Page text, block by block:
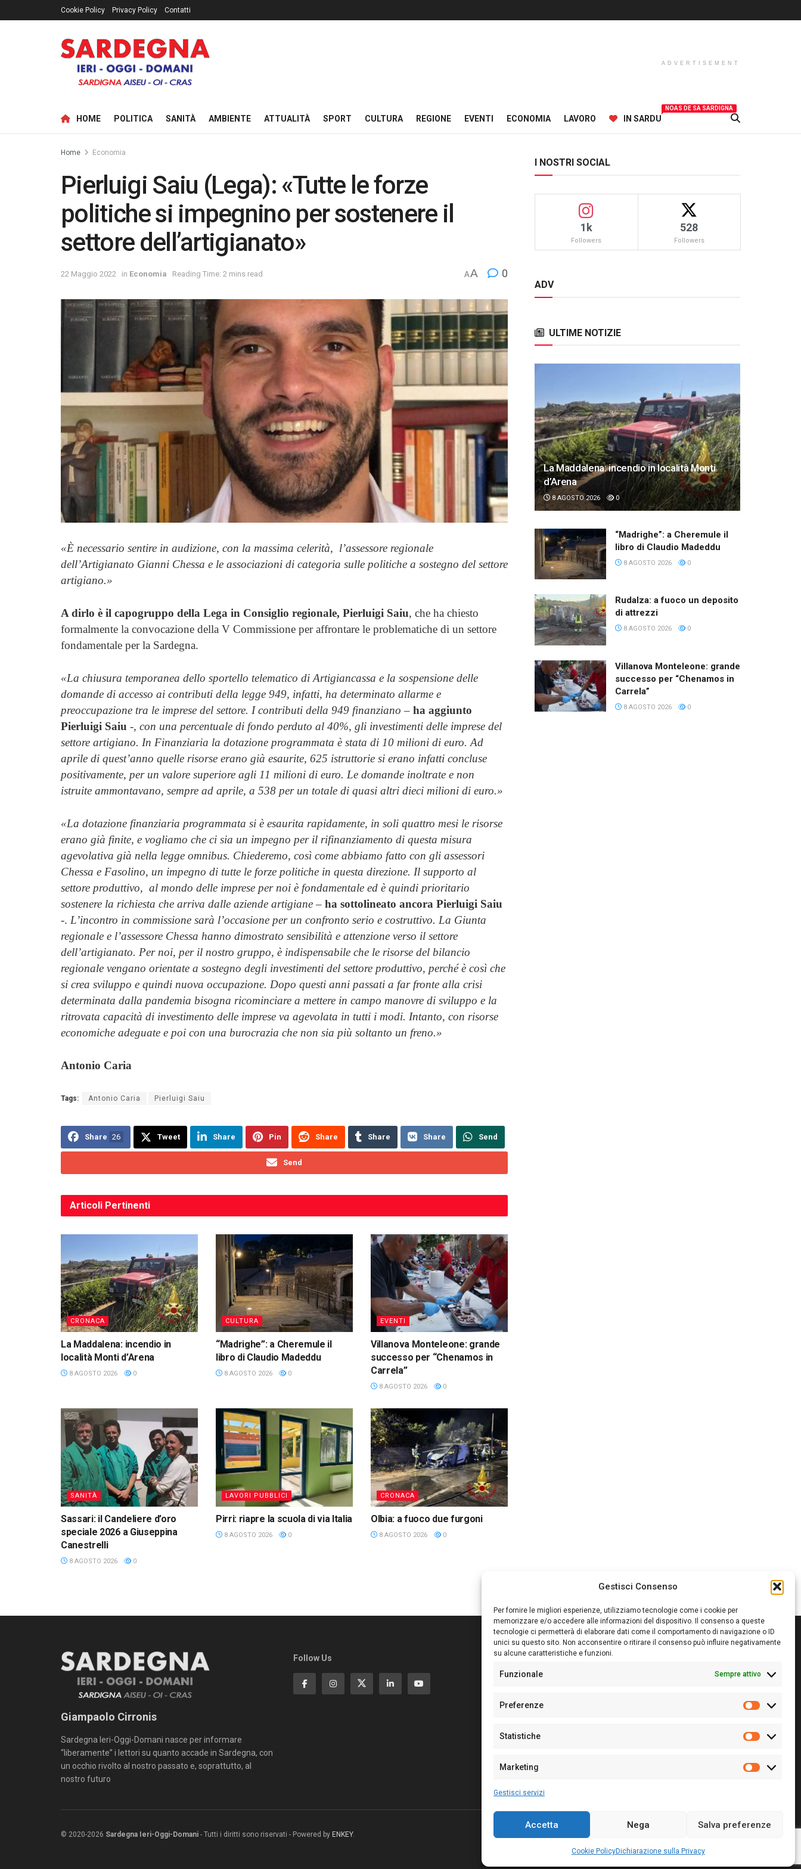
Gestisci Consenso
Per fornire le migliori esperienze, utilizziamo tecnologie come i cookie per
memorizzare e/o accedere alle informazioni del dispositivo. Il consenso a queste
tecnologie ci permetterà di elaborare dati come il comportamento di navigazione o ID
unici su questo sito. Non acconsentire o ritirare il consenso può influire negativamente
su alcune caratteristiche e funzioni.
Funzionale Sempre attivo
Preferenze
Statistiche
Statistiche
Marketing
Marketing
Gestisci servizi
Accetta Nega Salva preferenze
Cookie PolicyDichiarazione sulla Privacy
Cookie Policy Privacy Policy Contatti
ADVERTISEMENT
HOME POLITICA SANITÀ AMBIENTE ATTUALITÀ SPORT CULTURA REGIONE EVENTI ECONOMIA LAVORO IN SARDU
NOAS DE SA SARDIGNA
Home Economia
Pierluigi Saiu (Lega): «Tutte le forze
politiche si impegnino per sostenere il
settore dell’artigianato»
22 Maggio 2022 in Economia Reading Time: 2 mins read AA 0
«È necessario sentire in audizione, con la massima celerità, l’assessore regionale
dell’Artigianato Gianni Chessa e le associazioni di categoria sulle politiche a sostegno del settore
artigiano.»
A dirlo è il capogruppo della Lega in Consiglio regionale, Pierluigi Saiu, che ha chiesto
formalmente la convocazione della V Commissione per affrontare le problematiche di un settore
fondamentale per la Sardegna.
«La chiusura temporanea dello sportello telematico di Artigiancassa e la sospensione delle
domande di accesso ai contributi della legge 949, infatti, ha determinato allarme e
preoccupazione tra le imprese del settore. I contributi della 949 finanziano – ha aggiunto
Pierluigi Saiu -, con una percentuale di fondo perduto al 40%, gli investimenti delle imprese del
settore artigiano. In Finanziaria la dotazione programmata è stata di 10 milioni di euro. Ad
aprile di quest’anno quelle risorse erano già esaurite, 625 istruttorie si erano infatti concluse
positivamente, per un valore superiore agli 11 milioni di euro. Le domande inoltrate e non
istruite ammontavano, sempre ad aprile, a 538 per un totale di quasi altri dieci milioni di euro.»
«La dotazione finanziaria programmata si è esaurita rapidamente, in soli quattro mesi le risorse
erano già finite, e vogliamo che ci sia un impegno per il rifinanziamento di questa misura
agevolativa già nella legge omnibus. Chiederemo, così come abbiamo fatto con gli assessori
Chessa e Fasolino, un impegno di tutte le forze politiche in questa direzione. Il supporto al
settore produttivo, al mondo delle imprese per noi è fondamentale ed è quindi prioritario
sostenere la richiesta che arriva dalle aziende artigiane– ha sottolineato ancora Pierluigi Saiu
-. L’incontro in commissione sarà l’occasione per un confronto serio e costruttivo. La Giunta
regionale e l’assessore Chessa hanno dimostrato sensibilità e attenzione verso il settore
dell’artigianato. Per noi, per il nostro gruppo, è indispensabile che le risorse del bilancio
regionale vengano orientate a sostegno degli investimenti del settore produttivo, perché è così che
si crea sviluppo e quindi nuova occupazione. Dopo questi anni passati a far fronte alla crisi
determinata dalla pandemia bisogna ricominciare a mettere in campo manovre di sviluppo e la
ritrovata capacità di investimento delle imprese va agevolata in tutti i modi. Intanto, con risorse
economiche adeguate e poi con una burocrazia che non sia più soltanto un freno.»
Antonio Caria
Tags: Antonio Caria Pierluigi Saiu
Share 26 Tweet Share Pin Share Share Share Send
Send
Articoli Pertinenti
CRONACA
La Maddalena: incendio in
località Monti d’Arena
8 AGOSTO 2026 0
CULTURA
“Madrighe”: a Cheremule il
libro di Claudio Madeddu
8 AGOSTO 2026 0
EVENTI
Villanova Monteleone: grande
successo per “Chenamos in
Carrela”
8 AGOSTO 2026 0
SANITÀ
Sassari: il Candeliere d’oro
speciale 2026 a Giuseppina
Canestrelli
8 AGOSTO 2026 0
LAVORI PUBBLICI
Pirri: riapre la scuola di via Italia
8 AGOSTO 2026 0
CRONACA
Olbia: a fuoco due furgoni
8 AGOSTO 2026 0
I NOSTRI SOCIAL
1k
Followers
528
Followers
ADV
ULTIME NOTIZIE
La Maddalena: incendio in località Monti
d’Arena
8 AGOSTO 2026 0
“Madrighe”: a Cheremule il
libro di Claudio Madeddu
8 AGOSTO 2026 0
Rudalza: a fuoco un deposito
di attrezzi
8 AGOSTO 2026 0
Villanova Monteleone: grande
successo per “Chenamos in
Carrela”
8 AGOSTO 2026 0
Giampaolo Cirronis
Sardegna Ieri-Oggi-Domani nasce per informare
“liberamente” i lettori su quanto accade in Sardegna, con
un occhio rivolto al nostro passato e, soprattutto, al
nostro futuro
Follow Us Editore:Giampaolo Cirronis Ditta individuale
Sede:
N° di iscrizione al ROC:
N° 128/2020 del 10/02/2020
Per la Pubblicità:
© 2020-2026 Sardegna Ieri-Oggi-Domani - Tutti i diritti sono riservati - Powered by ENKEY.